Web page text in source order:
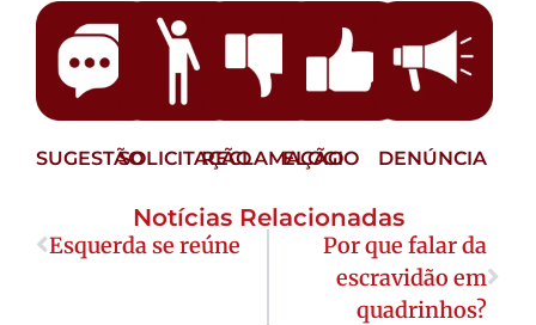
SUGESTÃOSOLICITAÇÃORECLAMAÇÃO
ELOGIO DENÚNCIA
Notícias Relacionadas
Esquerda se reúne
Por que falar da
escravidão em
quadrinhos?